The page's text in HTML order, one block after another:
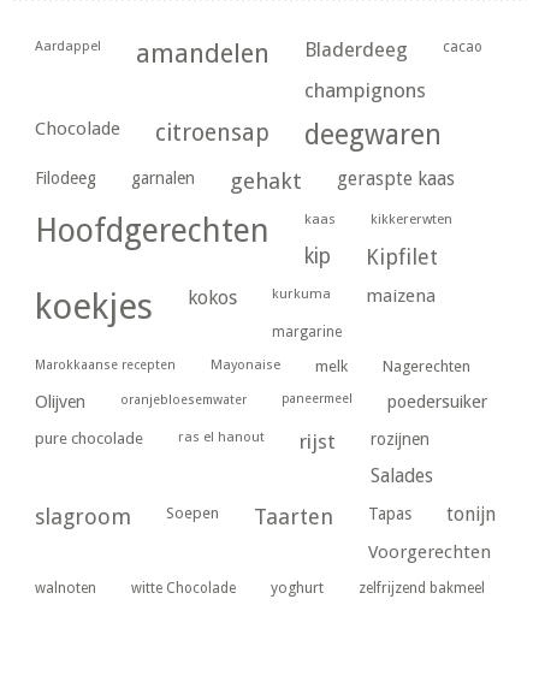
Aardappel amandelen Bladerdeeg cacao
champignons
Chocolade citroensap deegwaren
Filodeeg garnalen gehakt geraspte kaas
Hoofdgerechten kaas kikkererwten
kip Kipfilet
koekjes kokos kurkuma maizena
margarine
Marokkaanse recepten Mayonaise melk Nagerechten
Olijven oranjebloesemwater paneermeel poedersuiker
pure chocolade ras el hanout rijst rozijnen
Salades
slagroom Soepen Taarten Tapas tonijn
Voorgerechten
walnoten witte Chocolade yoghurt zelfrijzend bakmeel